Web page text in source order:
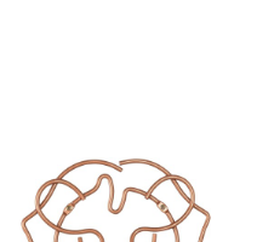
Suport decorativ perete
Lion, Metaltex, 27 x 30 cm,
inox, aramiu